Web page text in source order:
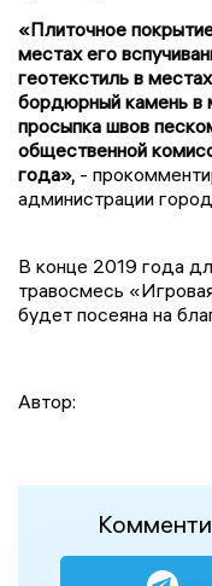
«Плиточное
местах его
геотекстиль в
бордюрный камень в
просыпка швов
общественной
года», -
администрации
В конце 2019 года
травосмесь
будет посеяна на
Автор: